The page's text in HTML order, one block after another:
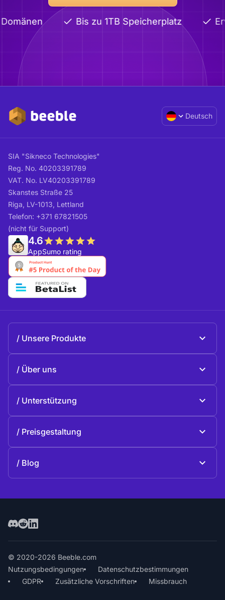
Bis zu 1TB Speicherplatz
Deutsch
SIA "Sikneco Technologies"
Reg. No. 40203391789
VAT. No. LV40203391789
Skanstes Straße 25
Riga, LV-1013, Lettland
Telefon: +371 67821505
(nicht für Support)
4.6
AppSumo rating
Unsere Produkte
Über uns
Geschichte
Unterstützung
Kontakte
Preisgestaltung
Blog
© 2020-2026 Beeble.com
Nutzungsbedingungen
Datenschutzbestimmungen
GDPR
Zusätzliche Vorschriften Missbrauch